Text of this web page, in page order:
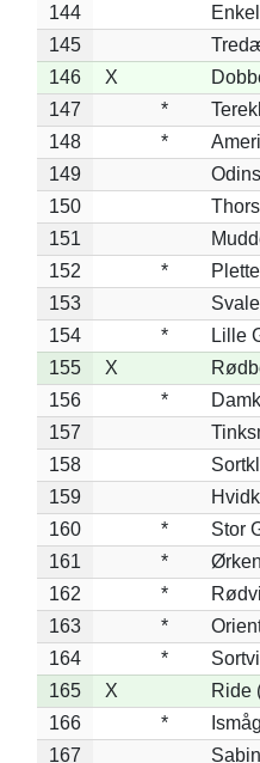
144
145
146
X
147
*
148
*
149
150
151
152
*
153
154
*
Lille
155
X
156
*
157
158
159
160
*
Stor
161
*
162
*
163
*
164
*
165
X
Ride
166
*
167